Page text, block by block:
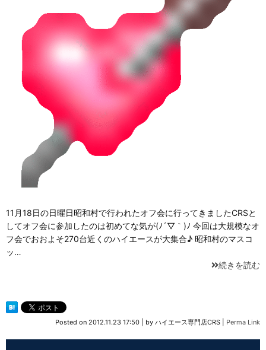
11月18日の日曜日昭和村で行われたオフ会に行ってきましたCRSと
してオフ会に参加したのは初めてな気が(ﾉ´▽｀)ﾉ 今回は大規模なオ
フ会でおおよそ270台近くのハイエースが大集合♪ 昭和村のマスコ
ッ…
続きを読む
Posted on 2012.11.23 17:50 by ハイエース専門店CRS Perma Link